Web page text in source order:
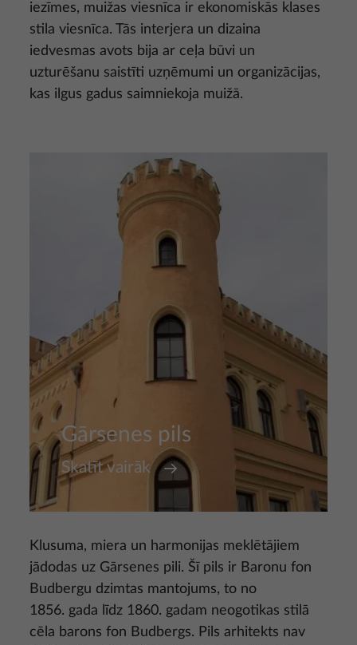
iezīmes, muižas viesnīca ir ekonomiskās klases
stila viesnīca. Tās interjera un dizaina
iedvesmas avots bija ar ceļa būvi un
uzturēšanu saistīti uzņēmumi un organizācijas,
kas ilgus gadus saimniekoja muižā.
Gārsenes pils
Skatīt vairāk
Klusuma, miera un harmonijas meklētājiem
jādodas uz Gārsenes pili. Šī pils ir Baronu fon
Budbergu dzimtas mantojums, to no
1856. gada līdz 1860. gadam neogotikas stilā
cēla barons fon Budbergs. Pils arhitekts nav